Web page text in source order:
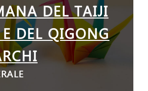
DEL TAIJI
DEL QIGONG